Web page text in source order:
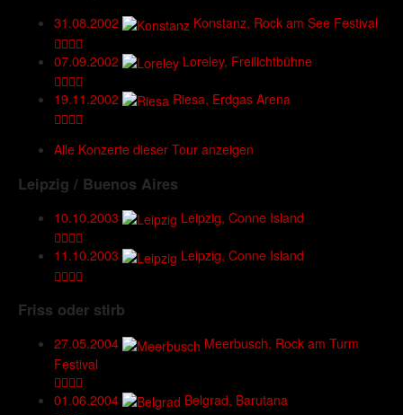
31.08.2002 Konstanz, Rock am See Festival
07.09.2002 Loreley, Freilichtbühne
19.11.2002 Riesa, Erdgas Arena
Alle Konzerte dieser Tour anzeigen
Leipzig / Buenos Aires
10.10.2003 Leipzig, Conne Island
11.10.2003 Leipzig, Conne Island
Friss oder stirb
27.05.2004
Meerbusch, Rock am Turm
Festival
01.06.2004
Belgrad, Barutana